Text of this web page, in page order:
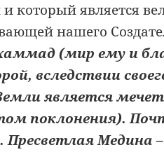
который является
нашего
(мир ему и
вследствии
является
поклонения).
Пресветлая Медина